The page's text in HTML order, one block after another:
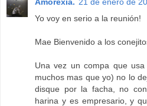
Yo voy en serio a la reunión!
Mae Bienvenido a los
Una vez un compa que
muchos mas que yo) no lo
disque por la facha, no
harina y es empresario, y